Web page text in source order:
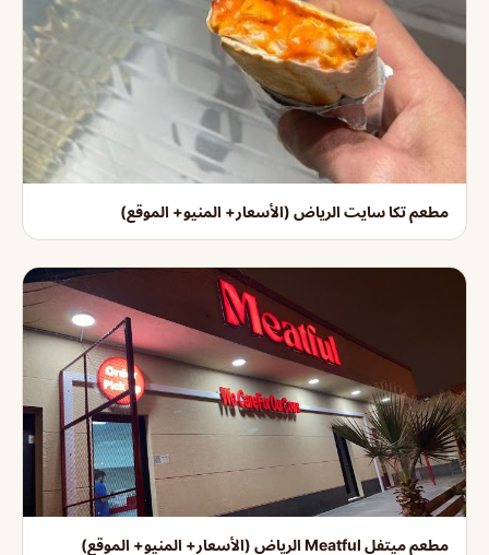
مطعم تكا سايت الرياض (الأسعار+ المنيو+ الموقع)
مطعم ميتفل Meatful الرياض (الأسعار+ المنيو+ الموقع)